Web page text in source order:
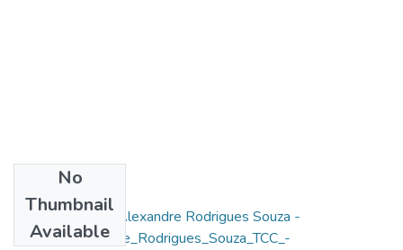
No
Thumbnail
Available
2390848902 - Alexandre Rodrigues Souza -
10121_Alexandre_Rodrigues_Souza_TCC_-